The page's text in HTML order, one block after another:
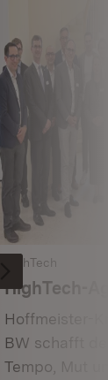
HighTech
HighTech-
Hoffmeister-
BW schafft
Tempo, Mut